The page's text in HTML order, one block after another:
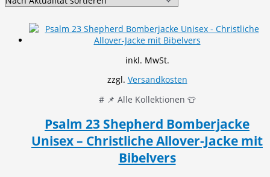
inkl. MwSt.
zzgl. Versandkosten
# 📌 Alle Kollektionen 👕
Psalm 23 Shepherd Bomberjacke
Unisex – Christliche Allover-Jacke mit
Bibelvers